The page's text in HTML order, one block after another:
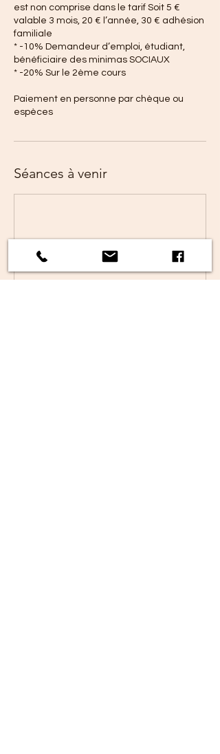
est non comprise dans le tarif Soit 5 €
valable 3 mois, 20 € l’année, 30 € adhésion
familiale
* -10% Demandeur d’emploi, étudiant,
bénéficiaire des minimas SOCIAUX
* -20% Sur le 2ème cours
Paiement en personne par chèque ou
Séances à venir